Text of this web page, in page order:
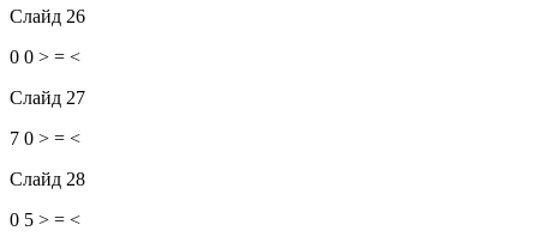
Слайд 26
0 0 > = <
Слайд 27
7 0 > = <
Слайд 28
0 5 > = <